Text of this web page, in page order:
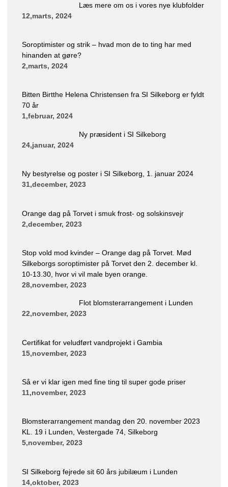
Læs mere om os i vores nye klubfolder
12,marts, 2024
Soroptimister og strik – hvad mon de to ting har med
hinanden at gøre?
2,marts, 2024
Bitten Birtthe Helena Christensen fra SI Silkeborg er fyldt
70 år
1,februar, 2024
Ny præsident i SI Silkeborg
24,januar, 2024
Ny bestyrelse og poster i SI Silkeborg, 1. januar 2024
31,december, 2023
Orange dag på Torvet i smuk frost- og solskinsvejr
2,december, 2023
Stop vold mod kvinder – Orange dag på Torvet. Mød
Silkeborgs soroptimister på Torvet den 2. december kl.
10-13.30, hvor vi vil male byen orange.
28,november, 2023
Flot blomsterarrangement i Lunden
22,november, 2023
Certifikat for veludført vandprojekt i Gambia
15,november, 2023
Så er vi klar igen med fine ting til super gode priser
11,november, 2023
Blomsterarrangement mandag den 20. november 2023
KL. 19 i Lunden, Vestergade 74, Silkeborg
5,november, 2023
SI Silkeborg fejrede sit 60 års jubilæum i Lunden
14,oktober, 2023